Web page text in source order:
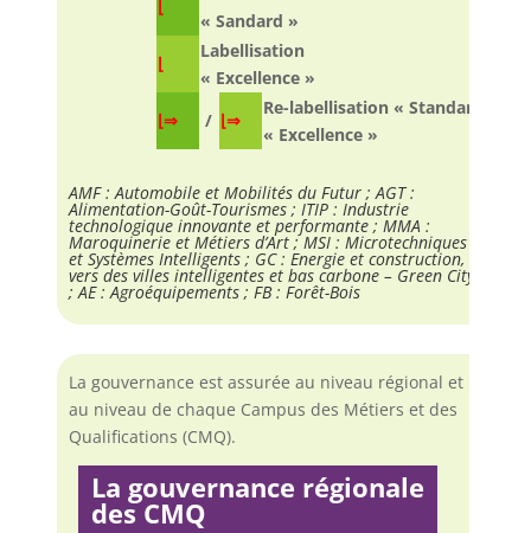
« Sandard »
⌊
Labellisation
« Excellence »
⌊⇒
/ ⌊⇒
Re-labellisation « Standard » ou
« Excellence »
AMF : Automobile et Mobilités du Futur ; AGT :
Alimentation-Goût-Tourismes ; ITIP : Industrie
technologique innovante et performante ; MMA :
Maroquinerie et Métiers d’Art ; MSI : Microtechniques
et Systèmes Intelligents ; GC : Energie et construction,
vers des villes intelligentes et bas carbone – Green City
; AE : Agroéquipements ; FB : Forêt-Bois
La gouvernance est assurée au niveau régional et
au niveau de chaque Campus des Métiers et des
Qualifications (CMQ).
La gouvernance régionale
des CMQ